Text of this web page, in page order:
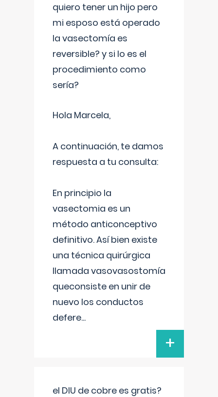
quiero tener un hijo pero
mi esposo está operado
la vasectomía es
reversible? y si lo es el
procedimiento como
sería?
Hola Marcela,
A continuación, te damos
respuesta a tu consulta:
En principio la
vasectomia es un
método anticonceptivo
definitivo. Así bien existe
una técnica quirúrgica
llamada vasovasostomía
queconsiste en unir de
nuevo los conductos
defere...
+
el DIU de cobre es gratis?